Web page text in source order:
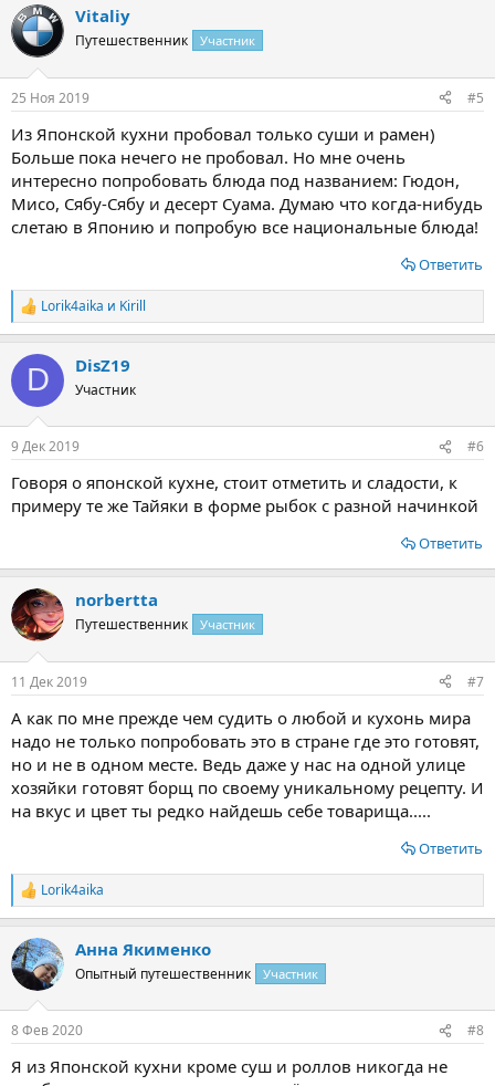
Vitaliy
Путешественник Участник
25 Ноя 2019 #5
Из Японской кухни пробовал только суши и рамен)
Больше пока нечего не пробовал. Но мне очень
интересно попробовать блюда под названием: Гюдон,
Мисо, Сябу-Сябу и десерт Суама. Думаю что когда-нибудь
слетаю в Японию и попробую все национальные блюда!
Ответить
Р
е
к
и
Lorik4aika и Kirill
D DisZ19
Участник
9 Дек 2019 #6
Говоря о японской кухне, стоит отметить и сладости, к
примеру те же Тайяки в форме рыбок с разной начинкой
Ответить
norbertta
Путешественник Участник
11 Дек 2019 #7
А как по мне прежде чем судить о любой и кухонь мира
надо не только попробовать это в стране где это готовят,
но и не в одном месте. Ведь даже у нас на одной улице
хозяйки готовят борщ по своему уникальному рецепту. И
на вкус и цвет ты редко найдешь себе товарища.....
Ответить
Р
е
к
ц
и
Lorik4aika
Анна Якименко
Опытный путешественник Участник
8 Фев 2020 #8
Я из Японской кухни кроме суш и роллов никогда не